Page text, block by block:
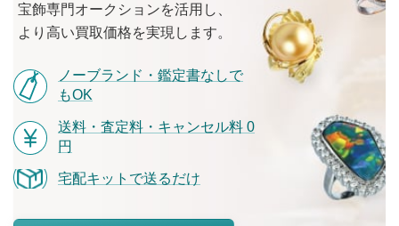
宝飾専門オークションを活用し、
より 高い買取価格を実現します。
ノーブランド・鑑定書なしで
もOK
送料・査定料・キャンセル料 0
円
宅配キットで送るだけ